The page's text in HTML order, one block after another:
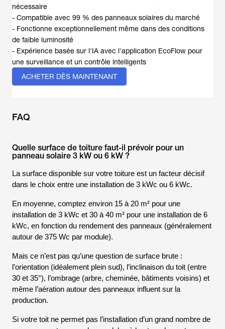
nécessaire
- Compatible avec 99 % des panneaux solaires du marché
- Fonctionne exceptionnellement même dans des conditions
de faible luminosité
- Expérience basée sur l'IA avec l'application EcoFlow pour
une surveillance et un contrôle intelligents
ACHETER DÈS MAINTENANT
FAQ
Quelle surface de toiture faut-il prévoir pour un
panneau solaire 3 kW ou 6 kW ?
La surface disponible sur votre toiture est un facteur décisif
dans le choix entre une installation de 3 kWc ou 6 kWc.
En moyenne, comptez environ 15 à 20 m² pour une
installation de 3 kWc et 30 à 40 m² pour une installation de 6
kWc, en fonction du rendement des panneaux (généralement
autour de 375 Wc par module).
Mais ce n’est pas qu’une question de surface brute :
l’orientation (idéalement plein sud), l’inclinaison du toit (entre
30 et 35°), l’ombrage (arbre, cheminée, bâtiments voisins) et
même l’aération autour des panneaux influent sur la
production.
Si votre toit ne permet pas l’installation d’un grand nombre de